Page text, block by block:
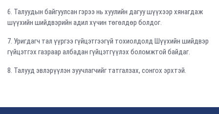
6. Талуудын байгуулсан гэрээ нь хуулийн дагуу шүүхээр хянагдаж
шүүхийн шийдвэрийн адил хүчин төгөлдөр болдог.
7. Уригдагч тал үүргээ гүйцэтгээгүй тохиолдолд Шүүхийн шийдвэр
гүйцэтгэх газраар албадан гүйцэтгүүлэх боломжтой байдаг.
8. Талууд эвлэрүүлэн зуучлагчийг татгалзах, сонгох эрхтэй.